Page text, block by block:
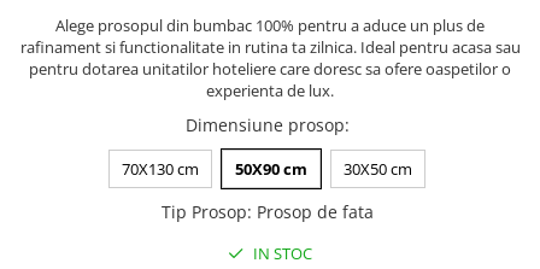
Lenjerii Damasc Egiptean King Size
Lenjerii De Pat, Finet Premium, 1
Lenjerii De Pat Damasc 1 Persoana
Lenjerii De Pat, Imprimeu 3D, 1
Alege prosopul din bumbac 100% pentru a aduce un plus de
rafinament si functionalitate in rutina ta zilnica. Ideal pentru acasa sau
pentru dotarea unitatilor hoteliere care doresc sa ofere oaspetilor o
experienta de lux.
Dimensiune prosop:
70X130 cm 50X90 cm 30X50 cm
Tip Prosop: Prosop de fata
IN STOC